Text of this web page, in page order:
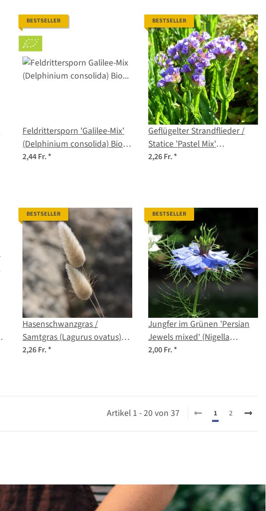
BESTSELLER
Feldrittersporn 'Galilee-Mix'
(Delphinium consolida) Bio
Saatgut
2,44 Fr.*
BESTSELLER
Geflügelter Strandflieder /
Statice 'Pastel Mix'
(Limonium sinuatum) Samen
2,26 Fr.*
BESTSELLER
Hasenschwanzgras /
Samtgras (Lagurus ovatus)
Samen
2,26 Fr.*
BESTSELLER
Jungfer im Grünen 'Persian
Jewels mixed' (Nigella
damascena) Samen
2,00 Fr.*
Artikel 1 - 20 von 37 1 2